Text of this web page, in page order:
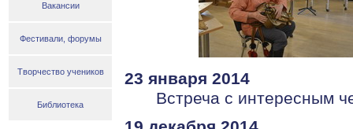
Вакансии
Фестивали, форумы
Творчество учеников
Библиотека
23 января 2014
Встреча с интересным